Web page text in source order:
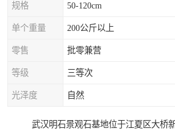
规格 50-120cm
单个重量 200公斤以上
零售 批零兼营
等级 三等次
光泽度 自然
武汉明石景观石基地位于江夏区大桥